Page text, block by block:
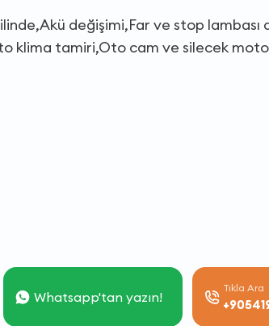
değişimi,Far ve stop lambası
klima tamiri,Oto cam ve silecek
Whatsapp'tan yazın!
Tıkla Ara